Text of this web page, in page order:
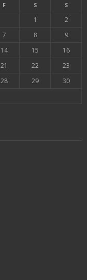
F S S
1
2
7 8
9
14 15
16
21 22
23
28 29
30